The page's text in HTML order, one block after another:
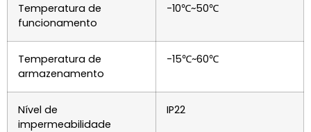
Temperatura de
funcionamento
-10℃~50℃
Temperatura de
armazenamento
-15℃~60℃
Nível de
impermeabilidade
IP22